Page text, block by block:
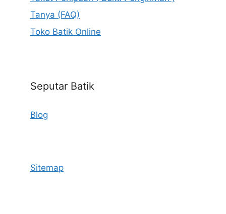
Tanya (FAQ)
Toko Batik Online
Seputar Batik
Blog
Sitemap